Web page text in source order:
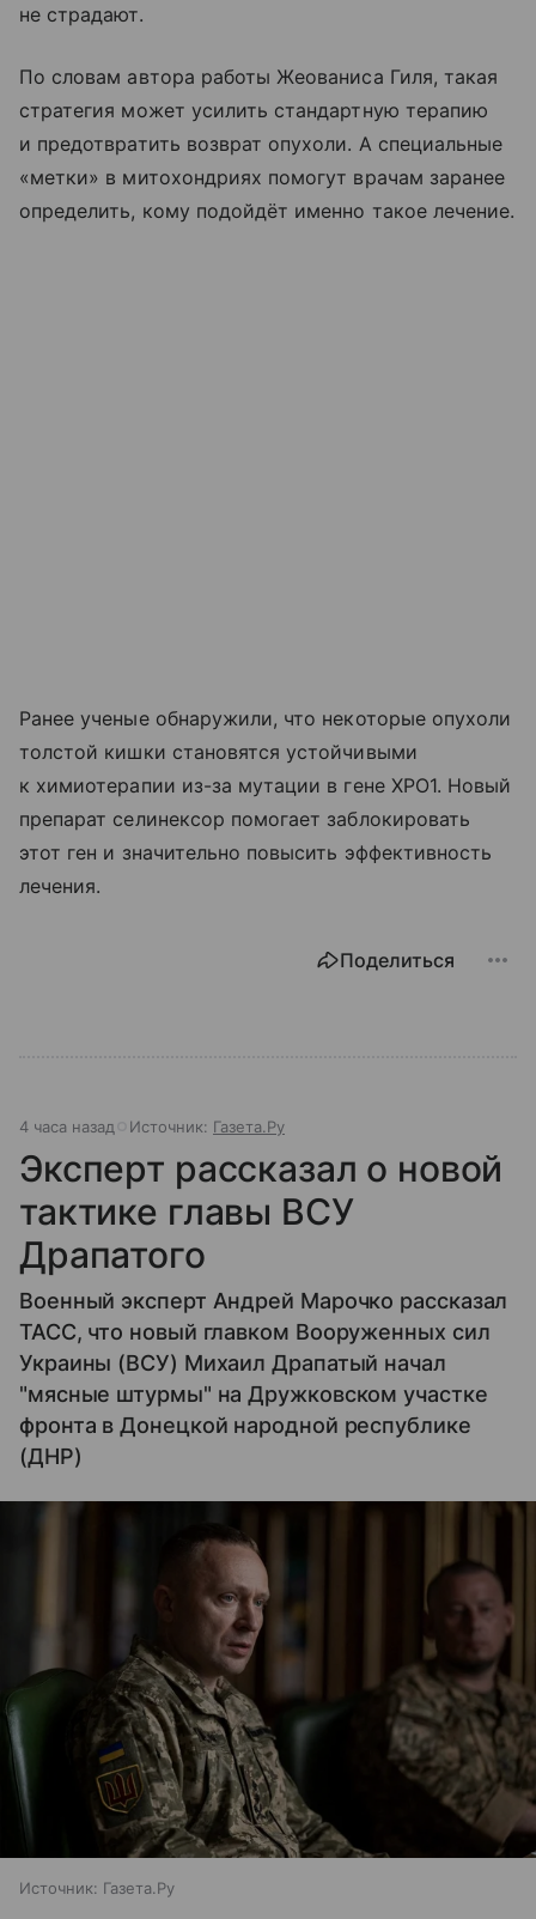
не страдают.
По словам автора работы Жеованиса Гиля, такая
стратегия может усилить стандартную терапию
и предотвратить возврат опухоли. А специальные
«метки» в митохондриях помогут врачам заранее
определить, кому подойдёт именно такое лечение.
Ранее ученые обнаружили, что некоторые опухоли
толстой кишки становятся устойчивыми
к химиотерапии из-за мутации в гене XPO1. Новый
препарат селинексор помогает заблокировать
этот ген и значительно повысить эффективность
лечения.
Поделиться
4 часа назад Источник: Газета.Ру
Эксперт рассказал о новой
тактике главы ВСУ
Драпатого
Военный эксперт Андрей Марочко рассказал
ТАСС, что новый главком Вооруженных сил
Украины (ВСУ) Михаил Драпатый начал
"мясные штурмы" на Дружковском участке
фронта в Донецкой народной республике
(ДНР)
Источник: Газета.Ру